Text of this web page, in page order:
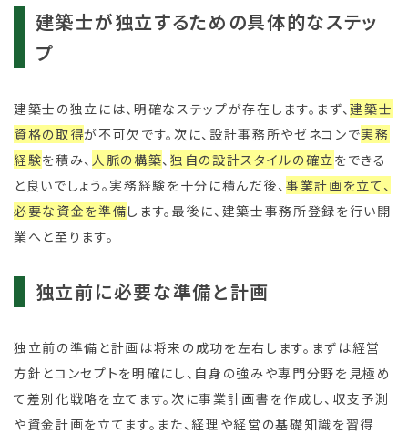
建築士が独立するための具体的なステッ
プ
建築士の独立には、明確なステップが存在します。まず、建築士
資格の取得が不可欠です。次に、設計事務所やゼネコンで実務
経験を積み、 人脈の構築、独自の設計スタイルの確立 をできる
と良いでしょう。実務経験を十分に積んだ後、事業計画を立て、
必要な資金を準備します。最後に、建築士事務所登録を行い開
業へと至ります。
独立前に必要な準備と計画
独立前の準備と計画は将来の成功を左右します。まずは経営
方針とコンセプトを明確にし、自身の強みや専門分野を見極め
て差別化戦略を立てます。次に事業計画書を作成し、収支予測
や資金計画を立てます。また、経理や経営の基礎知識を習得